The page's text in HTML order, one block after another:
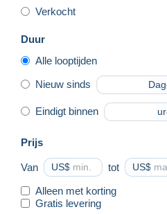
Verkocht
Duur
Alle looptijden
Nieuw sinds
Eindigt binnen
Prijs
Van US$ tot US$
Alleen met korting
Gratis levering